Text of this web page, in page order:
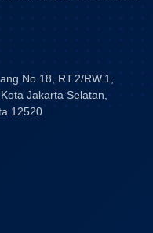
No.18, RT.2/RW.1,
Jakarta Selatan,
12520